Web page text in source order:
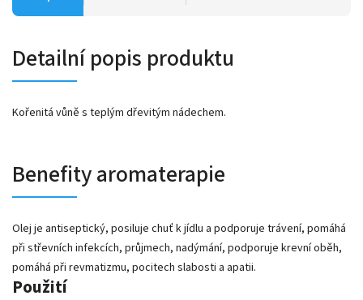
Detailní popis produktu
Kořenitá vůně s teplým dřevitým nádechem.
Benefity aromaterapie
Olej je antiseptický, posiluje chuť k jídlu a podporuje trávení, pomáhá
při střevních infekcích, průjmech, nadýmání, podporuje krevní oběh,
pomáhá při revmatizmu, pocitech slabosti a apatii.
Použití